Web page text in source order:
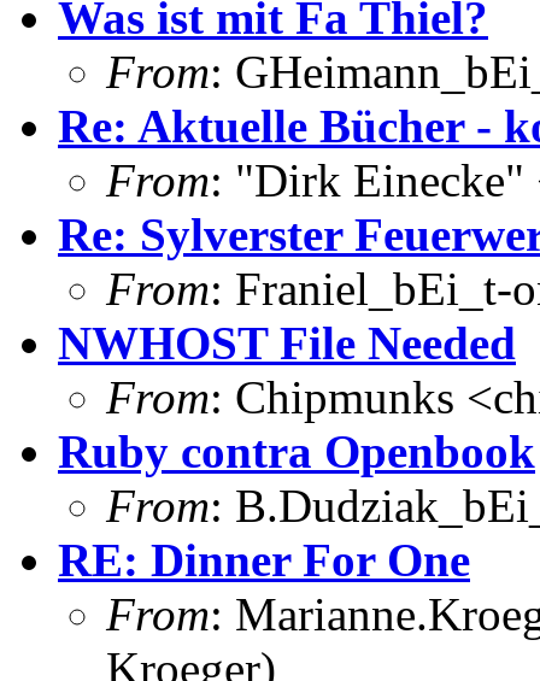
Was ist mit Fa Thiel?
From:
Re: Aktuelle Bücher -
From: "Dirk Einecke"
Re: Sylverster
From: Franiel_bEi_t-
NWHOST File Needed
From: Chipmunks
Ruby contra Openbook
From:
RE: Dinner For One
From:
Kroeger)